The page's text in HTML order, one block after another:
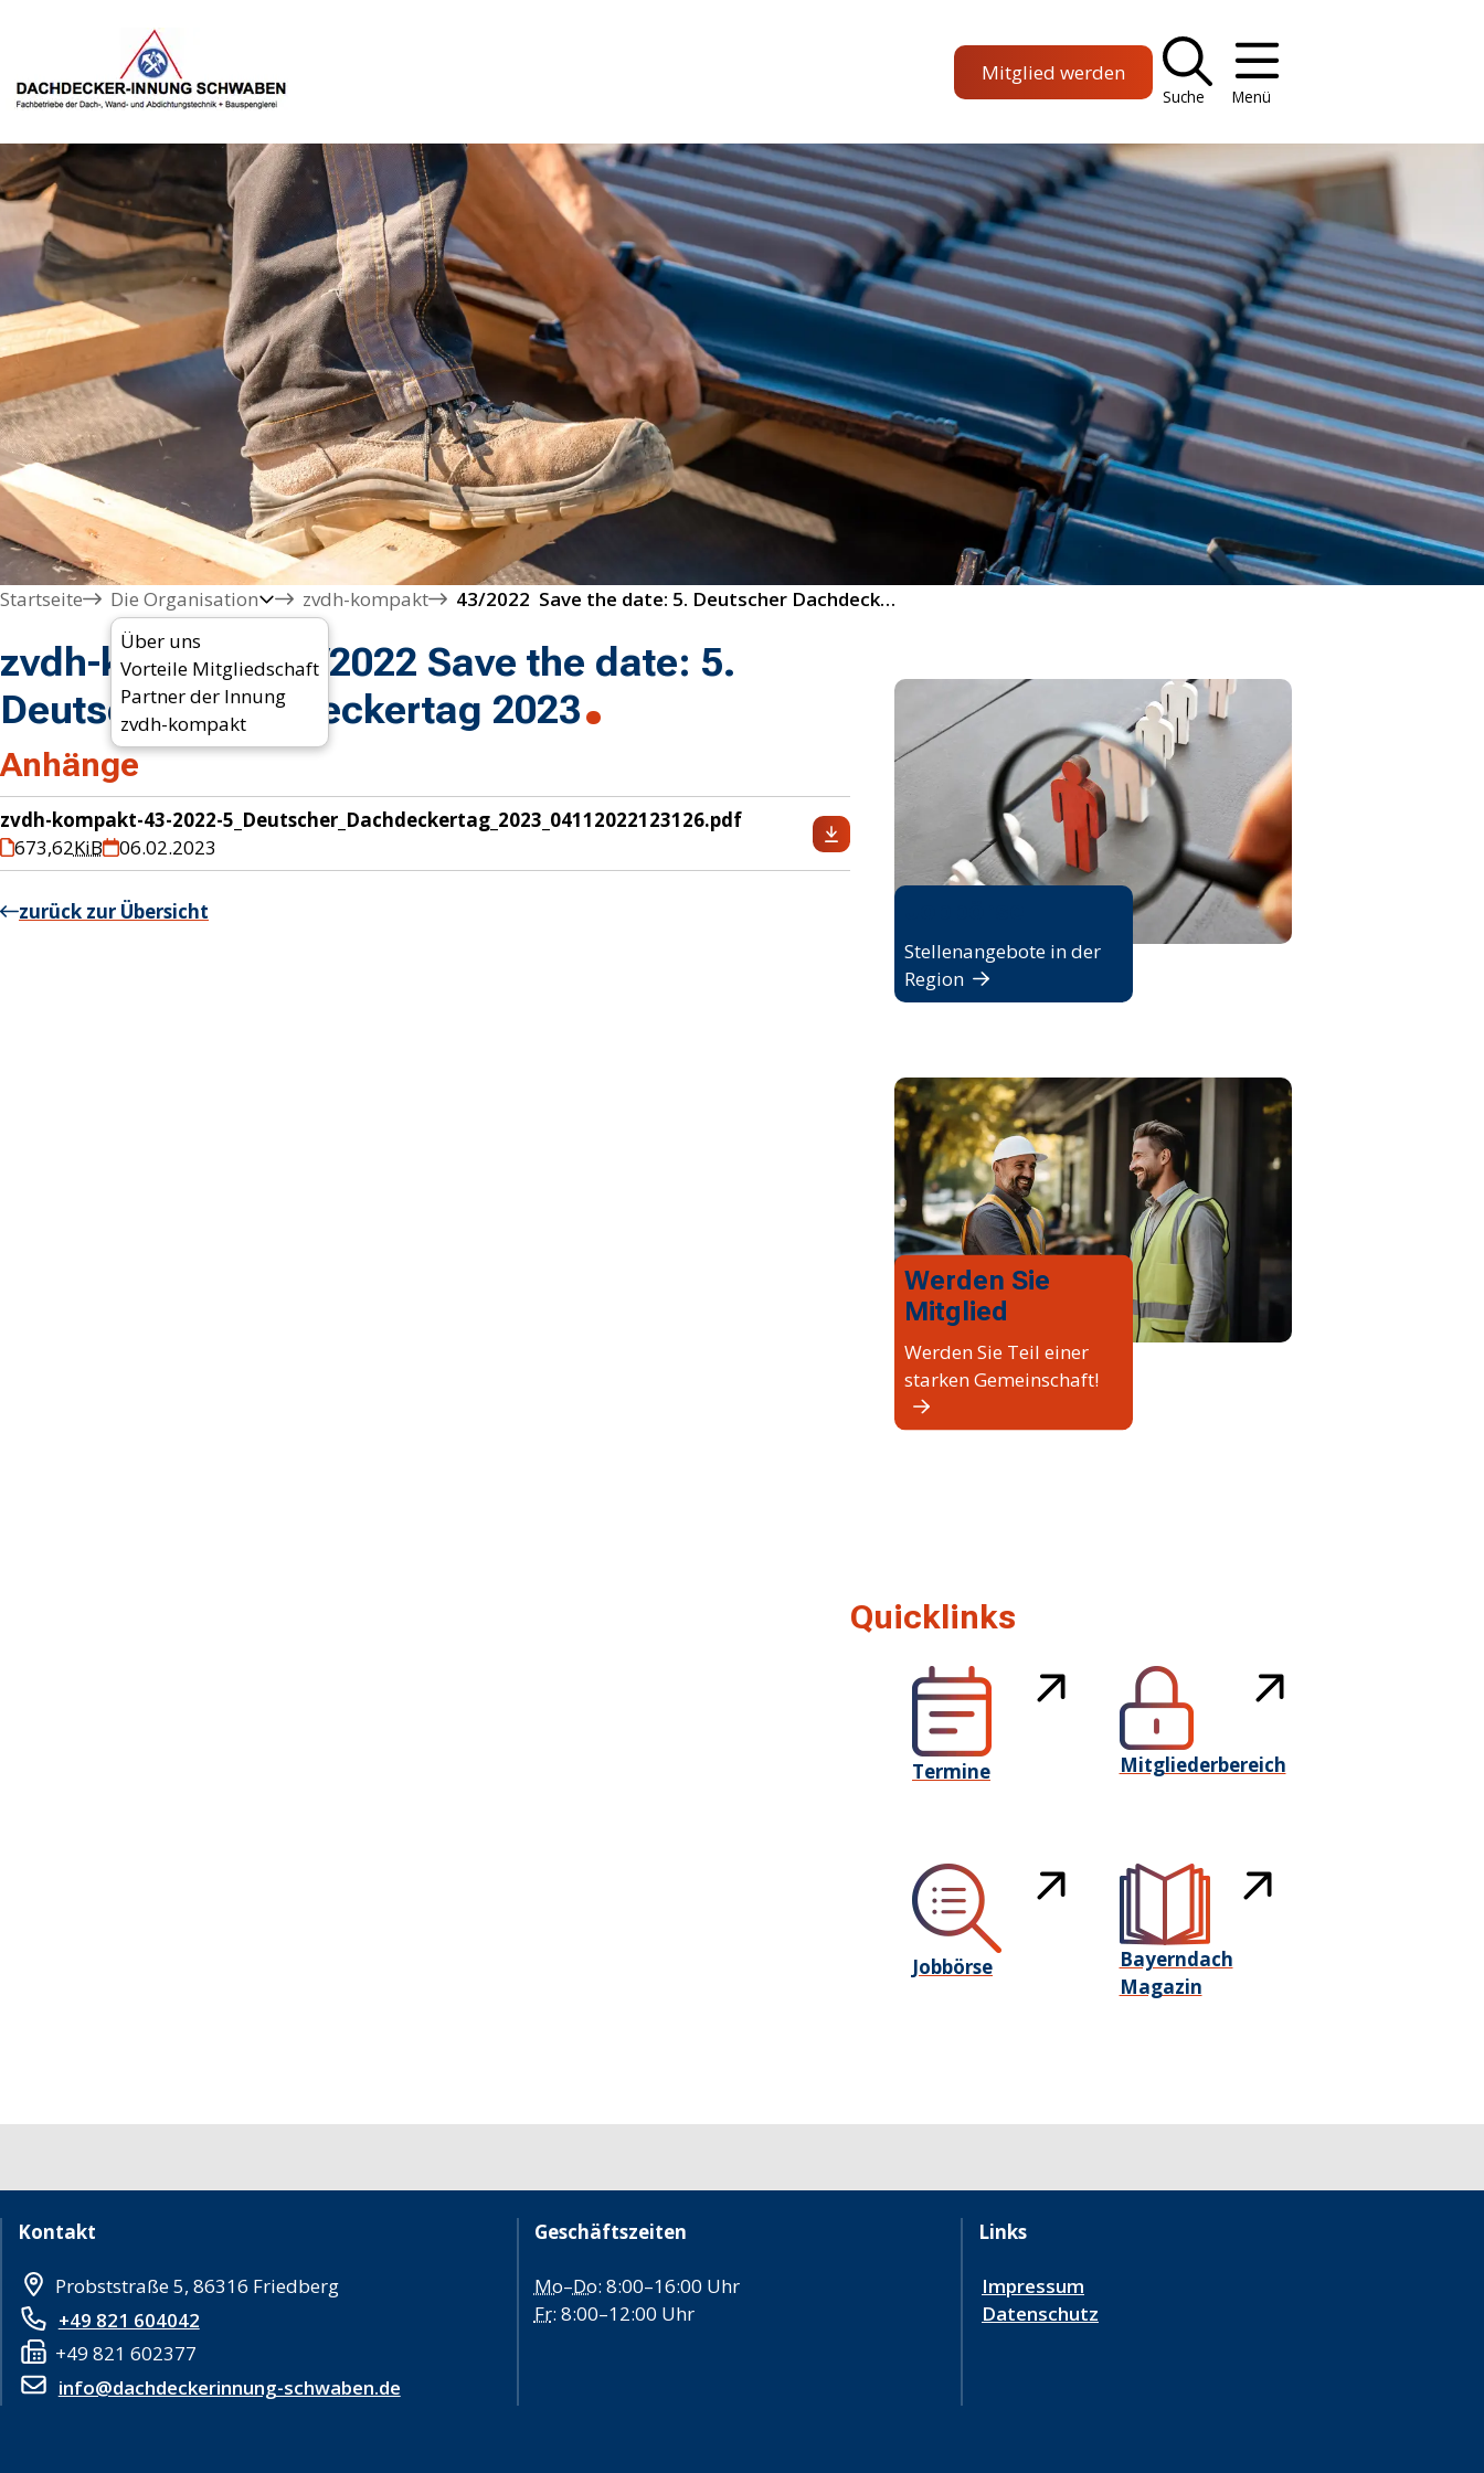
Mitglied werden
Suche Menü
Startseite
Die Organisation
Über uns
Vorteile Mitgliedschaft
Partner der Innung
zvdh-kompakt
zvdh-kompakt 43/2022  Save the date: 5. Deutscher Dachdeckertag 2023
zvdh-kompakt 43/2022 Save the date: 5.
Deutscher Dachdeckertag 2023
Anhänge
zvdh-kompakt-43-2022-5_Deutscher_Dachdeckertag_2023_04112022123126.pdf
673,62KiB 06.02.2023
zurück zur Übersicht
Stellenangebote in der
Region
Werden Sie
Mitglied
Werden Sie Teil einer
starken Gemeinschaft!
Quicklinks
Termine Mitgliederbereich
Jobbörse
Bayerndach
Magazin
Kontakt
Probststraße 5, 86316 Friedberg
+49 821 604042
+49 821 602377
info@dachdeckerinnung-schwaben.de
Geschäftszeiten
Mo–Do: 8:00–16:00 Uhr
Fr: 8:00–12:00 Uhr
Links
Impressum
Datenschutz